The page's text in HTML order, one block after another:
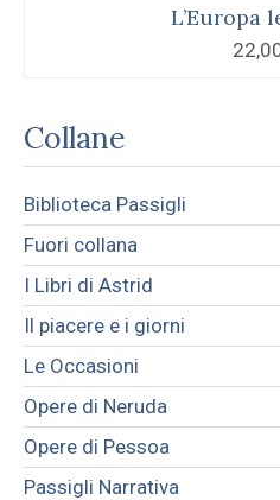
L’Europa
Collane
Biblioteca Passigli
Fuori collana
I Libri di Astrid
Il piacere e i giorni
Le Occasioni
Opere di Neruda
Opere di Pessoa
Passigli Narrativa